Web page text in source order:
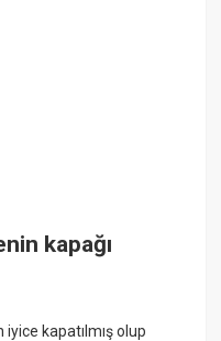
kapağı
iyice kapatılmış olup